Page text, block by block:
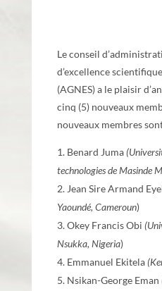
Le conseil
d’excellence
(AGNES) a le plaisir
cinq (5) nouveaux
nouveaux membres
Benard Juma
technologies de Masinde
Jean Sire Armand
Yaoundé, Cameroun)
Okey Francis Obi
Nsukka, Nigeria)
Emmanuel Ekitela
Nsikan-George Eman